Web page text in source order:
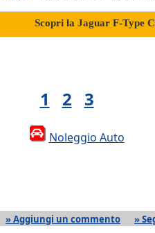
Scopri la Jaguar F-Type
1 2 3
Noleggio Auto
» Aggiungi un commento »